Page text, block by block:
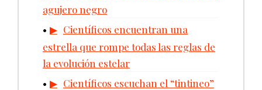
agujero negro
Científicos encuentran una
estrella que rompe todas las reglas de
la evolución estelar
Científicos escuchan el “tintineo”